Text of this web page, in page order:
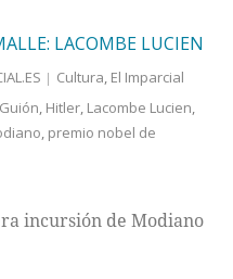
LACOMBE LUCIEN
Cultura, El Imparcial
Guión, Hitler, Lacombe Lucien,
, premio nobel de
incursión de Modiano